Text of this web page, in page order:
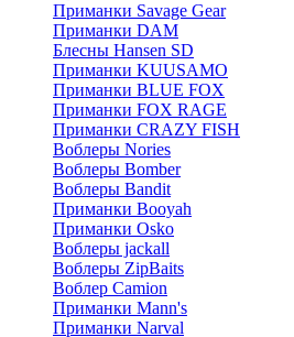
Приманки Savage Gear
Приманки DAM
Блесны Hansen SD
Приманки KUUSAMO
Приманки BLUE FOX
Приманки FOX RAGE
Приманки CRAZY FISH
Воблеры Nories
Воблеры Bomber
Воблеры Bandit
Приманки Booyah
Приманки Osko
Воблеры jackall
Воблеры ZipBaits
Воблер Camion
Приманки Mann's
Приманки Narval